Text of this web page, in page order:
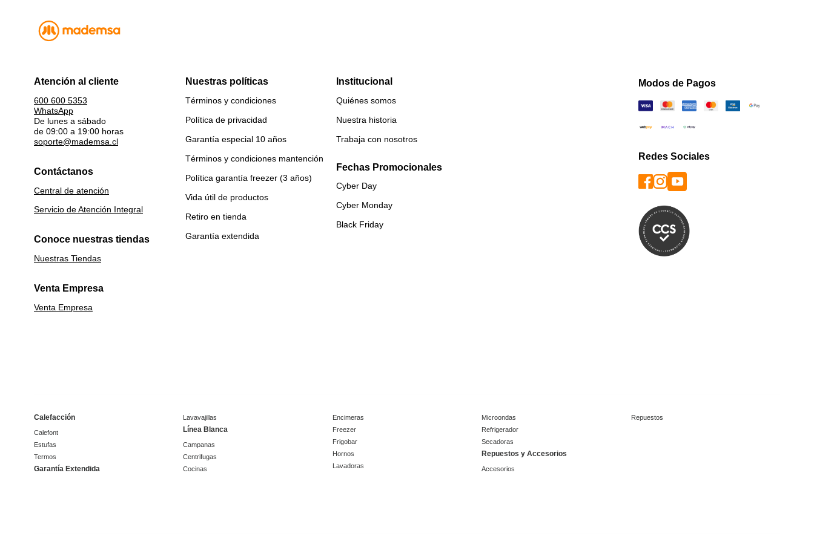
Atención al cliente
600 600 5353
WhatsApp
De lunes a sábado
de 09:00 a 19:00 horas
soporte@mademsa.cl
Contáctanos
Central de atención
Servicio de Atención Integral
Conoce nuestras tiendas
Nuestras Tiendas
Venta Empresa
Venta Empresa
Nuestras políticas
Términos y condiciones
Política de privacidad
Garantía especial 10 años
Términos y condiciones mantención
Política garantía freezer (3 años)
Vida útil de productos
Retiro en tienda
Garantía extendida
Institucional
Quiénes somos
Nuestra historia
Trabaja con nosotros
Fechas Promocionales
Cyber Day
Cyber Monday
Black Friday
Modos de Pagos
Redes Sociales
Calefacción
Calefont
Estufas
Termos
Garantía Extendida
Lavavajillas
Línea Blanca
Campanas
Centrifugas
Cocinas
Encimeras
Freezer
Frigobar
Hornos
Lavadoras
Microondas
Refrigerador
Secadoras
Repuestos y Accesorios
Accesorios
Repuestos